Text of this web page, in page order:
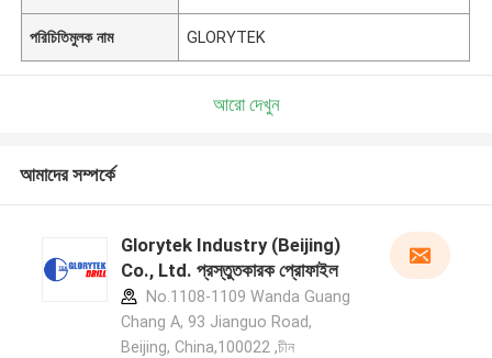
পরিচিতিমুলক নাম GLORYTEK
আরো দেখুন
আমাদের সম্পর্কে
Glorytek Industry (Beijing)
Co., Ltd. প্রস্তুতকারক প্রোফাইল
No.1108-1109 Wanda Guang
Chang A, 93 Jianguo Road,
Beijing, China,100022 ,চীন